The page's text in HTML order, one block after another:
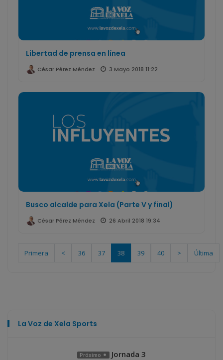
Libertad de prensa en línea
César Pérez Méndez 3 Mayo 2018 11:22
Busco alcalde para Xela (Parte V y final)
César Pérez Méndez 26 Abril 2018 19:34
Primera < 36 37 38 39 40 > Última
La Voz de Xela Sports
Próximo Jornada 3